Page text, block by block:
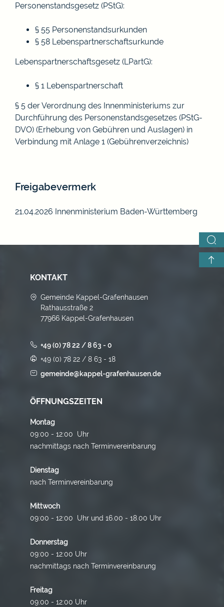
Personenstandsgesetz (PStG):
§ 55 Personenstandsurkunden
§ 58 Lebenspartnerschaftsurkunde
Lebenspartnerschaftsgesetz (LPartG):
§ 1 Lebenspartnerschaft
§ 5 der Verordnung des Innenministeriums zur
Durchführung des Personenstandsgesetzes (PStG-
DVO) (Erhebung von Gebühren und Auslagen) in
Verbindung mit Anlage 1 (Gebührenverzeichnis)
Freigabevermerk
21.04.2026 Innenministerium Baden-Württemberg
KONTAKT
Gemeinde Kappel-Grafenhausen
Rathausstraße 2
77966 Kappel-Grafenhausen
+49 (0) 78 22 / 8 63 - 0
+49 (0) 78 22 / 8 63 - 18
gemeinde@kappel-grafenhausen.de
ÖFFNUNGSZEITEN
Montag
09:00 - 12:00 Uhr
nachmittags nach Terminvereinbarung
Dienstag
nach Terminvereinbarung
Mittwoch
09:00 - 12:00 Uhr und 16.00 - 18.00 Uhr
Donnerstag
09:00 - 12:00 Uhr
nachmittags nach Terminvereinbarung
Freitag
09:00 - 12:00 Uhr